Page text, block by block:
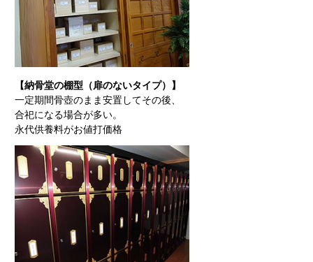
【納骨堂の棚型（扉のないタイプ）】
一定期間骨壺のまま安置してその後、
合祀になる場合が多い。
永代供養料がお値打価格